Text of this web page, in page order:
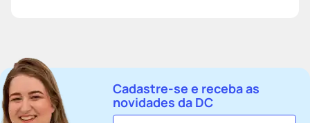
Cadastre-se e receba as
novidades da DC